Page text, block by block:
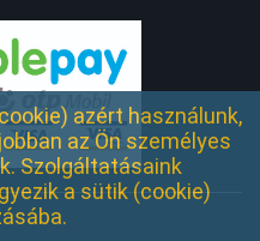
azért használunk,
az Ön személyes
Szolgáltatásaink
a sütik (cookie)